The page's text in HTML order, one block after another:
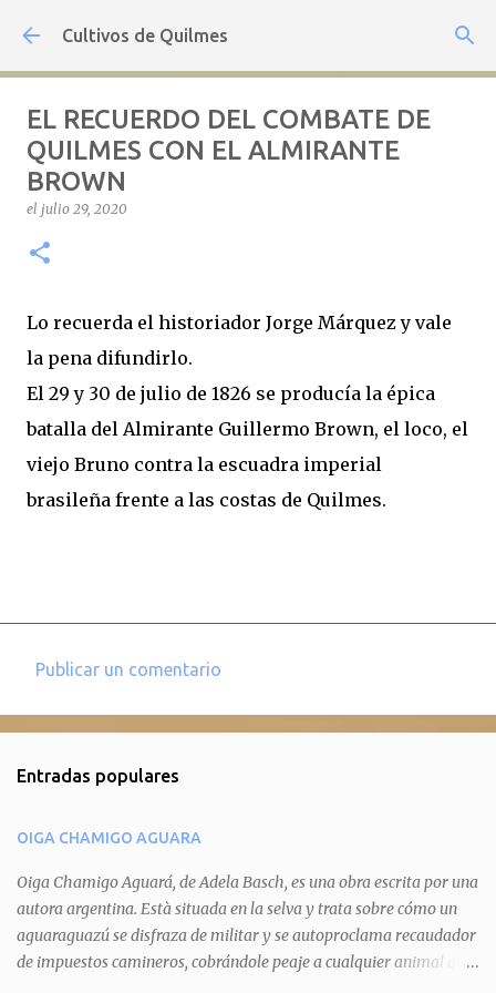
Ir al contenido principal
Cultivos de Quilmes
EL RECUERDO DEL COMBATE DE
QUILMES CON EL ALMIRANTE
BROWN
el julio 29, 2020
Lo recuerda el historiador Jorge Márquez y vale
la pena difundirlo.
El 29 y 30 de julio de 1826 se producía la épica
batalla del Almirante Guillermo Brown, el loco, el
viejo Bruno contra la escuadra imperial
brasileña frente a las costas de Quilmes.
e
t
a
r
i
o
Publicar un comentario
Entradas populares
OIGA CHAMIGO AGUARA
Oiga Chamigo Aguará, de Adela Basch, es una obra escrita por una
autora argentina. Està situada en la selva y trata sobre cómo un
aguaraguazú se disfraza de militar y se autoproclama recaudador
de impuestos camineros, cobrándole peaje a cualquier animal que